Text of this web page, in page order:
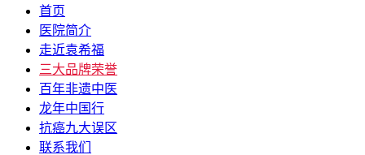
首页
医院简介
走近袁希福
三大品牌荣誉
百年非遗中医
龙年中国行
抗癌九大误区
联系我们